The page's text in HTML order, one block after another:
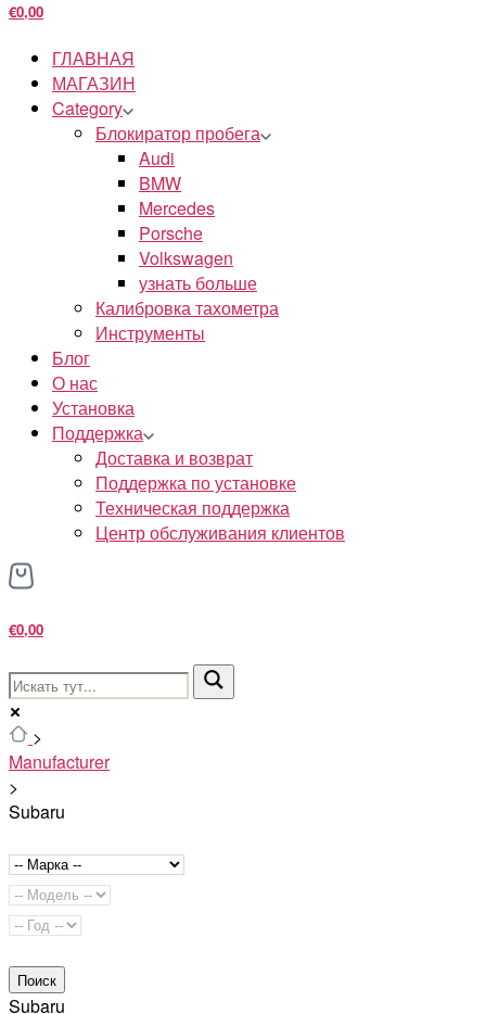
€0,00
ГЛАВНАЯ
МАГАЗИН
Category
Блокиратор пробега
Audi
BMW
Mercedes
Porsche
Volkswagen
узнать больше
Калибровка тахометра
Инструменты
Блог
О нас
Установка
Поддержка
Доставка и возврат
Поддержка по установке
Техническая поддержка
Центр обслуживания клиентов
€0,00
>
Manufacturer
>
Subaru
Поиск
Subaru